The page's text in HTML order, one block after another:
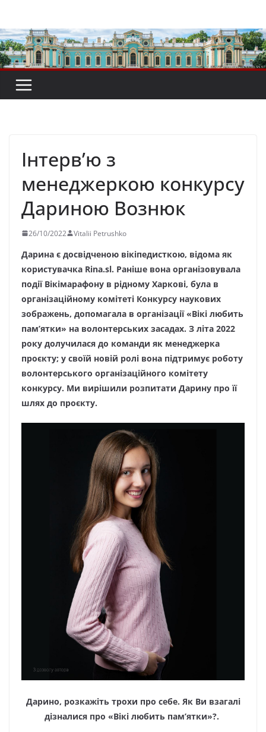
вмісту
Інтерв’ю з
менеджеркою конкурсу
Дариною Вознюк
26/10/2022 Vitalii Petrushko
Дарина є досвідченою вікіпедисткою, відома як
користувачка Rina.sl. Раніше вона організовувала
події Вікімарафону в рідному Харкові, була в
організаційному комітеті Конкурсу наукових
зображень, допомагала в організації «Вікі любить
пам’ятки» на волонтерських засадах. З літа 2022
року долучилася до команди як менеджерка
проєкту; у своїй новій ролі вона підтримує роботу
волонтерського організаційного комітету
конкурсу. Ми вирішили розпитати Дарину про її
шлях до проєкту.
Дарино, розкажіть трохи про себе. Як Ви взагалі
дізналися про «Вікі любить пам’ятки»?.